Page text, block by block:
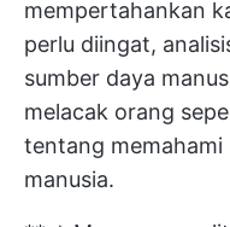
mempertahankan
perlu diingat,
sumber daya
melacak orang
tentang memahami
manusia.